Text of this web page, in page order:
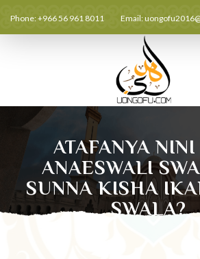
Phone: +966 56 961 8011 Email:
ATAFANYA
ANAESWALI
SUNNA KISHA
SWALA?